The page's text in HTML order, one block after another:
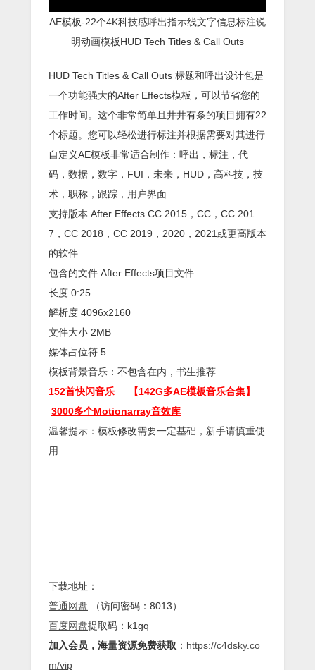
AE模板-22个4K科技感呼出指示线文字信息标注说
明动画模板HUD Tech Titles & Call Outs
HUD Tech Titles & Call Outs 标题和呼出设计包是
一个功能强大的After Effects模板，可以节省您的
工作时间。这个非常简单且井井有条的项目拥有22
个标题。您可以轻松进行标注并根据需要对其进行
自定义AE模板非常适合制作：呼出，标注，代
码，数据，数字，FUI，未来，HUD，高科技，技
术，职称，跟踪，用户界面
支持版本 After Effects CC 2015，CC，CC 201
7，CC 2018，CC 2019，2020，2021或更高版本
的软件
包含的文件 After Effects项目文件
长度 0:25
解析度 4096x2160
文件大小 2MB
媒体占位符 5
模板背景音乐：不包含在内，书生推荐
152首快闪音乐
【142G多AE模板音乐合集】
3000多个Motionarray音效库
温馨提示：模板修改需要一定基础，新手请慎重使
用
下载地址：
普通网盘 （访问密码：8013）
百度网盘提取码：k1gq
加入会员，海量资源免费获取 ： https://c4dsky.co
m/vip